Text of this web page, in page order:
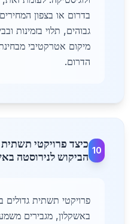
בדרום או בצפון
גבוהים, תלוי בזמינות
מיקום אטרקטיבי
הדרום.
10
כיצד פרויקטי
הביקוש לנירוסטה
פרויקטי תשתית גדולים
באשקלון, מגבירים